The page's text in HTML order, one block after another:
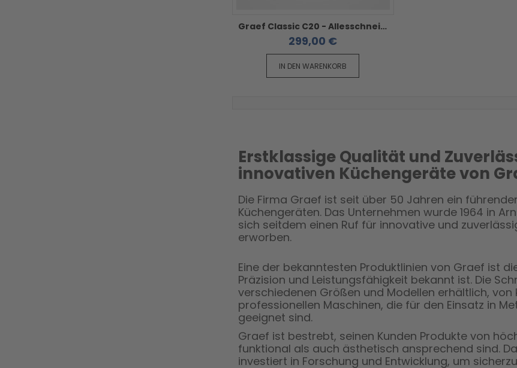
Graef Classic C20 - Allesschneider
299,00 €
IN DEN WARENKORB
Erstklassige Qualität und
innovativen Küchengeräte von
Die Firma Graef ist seit über 50 Jahren ein
Küchengeräten. Das Unternehmen wurde 1964 in
sich seitdem einen Ruf für innovative und
erworben.
Eine der bekanntesten Produktlinien von Graef ist
Präzision und Leistungsfähigkeit bekannt ist. Die
verschiedenen Größen und Modellen erhältlich,
professionellen Maschinen, die für den Einsatz in
geeignet sind.
Graef ist bestrebt, seinen Kunden Produkte von
funktional als auch ästhetisch ansprechend sind.
investiert in Forschung und Entwicklung, um